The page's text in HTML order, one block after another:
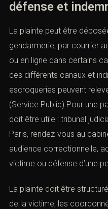
défense et
La plainte peut être
gendarmerie, par courrier
ou en ligne dans certains
ces différents canaux et
escroqueries peuvent
(Service Public) Pour une
doit être utile : tribunal
Paris, rendez-vous au
audience correctionnelle,
victime ou défense d’une
La plainte doit être
de la victime, les
ou tribunal compétent *
de contact